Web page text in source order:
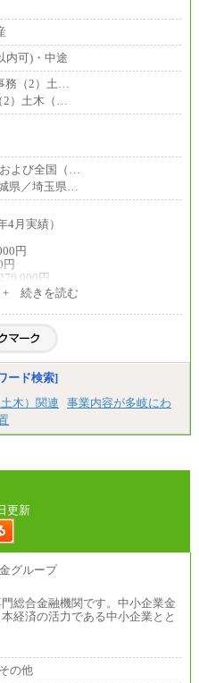
内可)・中途
務（2）土…
2）土木（…
よび全国（…
県／埼玉県…
4月実績）
円
円
円
円～288,000円
～270,000円
円～243,000円
円～263,000円
～246,000円
円～222,000円
員の給与は、生活の拠点が定
円（勤務地域等により異なりま
考慮し、選考の中で決定いたし
+ 続きを読む
ード検索]
木）関連
事業内容が多岐にわ
更新
総合金融機関です。中小企業金
経済の活力である中小企業とと
の他